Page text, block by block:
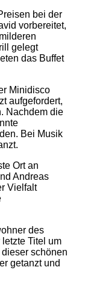
bei der
vorbereitet,
gelegt
das Buffet
Minidisco
aufgefordert,
Nachdem die
Bei Musik
Ort an
Andreas
Vielfalt
des
Titel um
schönen
getanzt und